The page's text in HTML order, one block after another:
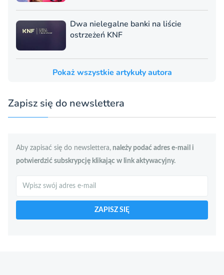
Dwa nielegalne banki na liście
ostrzeżeń KNF
Pokaż wszystkie artykuły autora
Zapisz się do newslettera
Aby zapisać się do newslettera, należy podać adres e-mail i
potwierdzić subskrypcję klikając w link aktywacyjny.
ZAPISZ SIĘ